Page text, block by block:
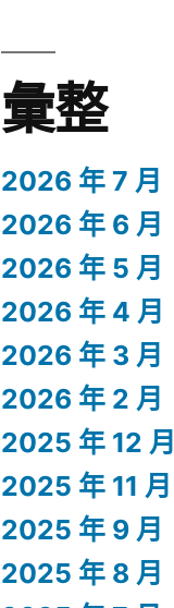
彙整
2026 年 7 月
2026 年 6 月
2026 年 5 月
2026 年 4 月
2026 年 3 月
2026 年 2 月
2025 年 12 月
2025 年 11 月
2025 年 9 月
2025 年 8 月